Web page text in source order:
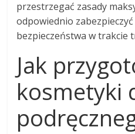
przestrzegać zasady
odpowiednio
bezpieczeństwa w trakcie
Jak
kosmetyki